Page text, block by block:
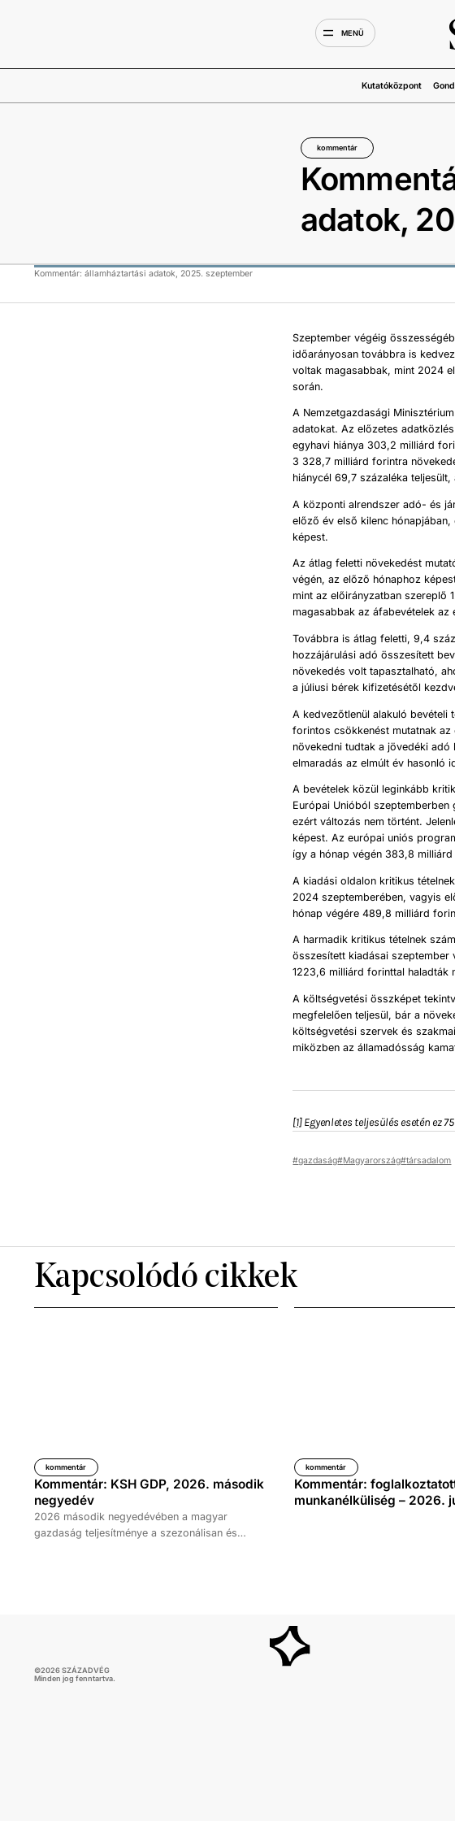
MENÜ
Kutatóközpont
kommentár
adatok,
Kommentár: államháztartási adatok, 2025. szeptember
Szeptember végéig
időarányosan továbbra is
voltak magasabbak, mint 2024
során.
A Nemzetgazdasági
adatokat. Az előzetes
egyhavi hiánya 303,2 milliárd
3 328,7 milliárd forintra
hiánycél 69,7 százaléka
A központi alrendszer adó- és
előző év első kilenc
képest.
Az átlag feletti növekedést
végén, az előző hónaphoz
mint az előirányzatban szereplő
magasabbak az áfabevételek
Továbbra is átlag feletti, 9,4
hozzájárulási adó összesített
növekedés volt tapasztalható,
a júliusi bérek kifizetésétől
A kedvezőtlenül alakuló bevételi
forintos csökkenést mutatnak
növekedni tudtak a jövedéki
elmaradás az elmúlt év hasonló
A bevételek közül leginkább
Európai Unióból
ezért változás nem történt.
képest. Az európai uniós
így a hónap végén 383,8
A kiadási oldalon kritikus
2024 szeptemberében, vagyis
hónap végére 489,8 milliárd
A harmadik kritikus tételnek
összesített kiadásai
1223,6 milliárd forinttal haladták
A költségvetési összképet
megfelelően teljesül, bár a
költségvetési szervek és
miközben az államadósság
[1]Egyenletes teljesülés esetén ez
gazdaság Magyarország társadalom
Kapcsolódó cikkek
kommentár
Kommentár: KSH GDP, 2026. második
negyedév
2026 második negyedévében a magyar
gazdaság teljesítménye a szezonálisan és
kommentár
Kommentár:
munkanélküliség – 2026.
©2026SZÁZADVÉG
Minden jog fenntartva.